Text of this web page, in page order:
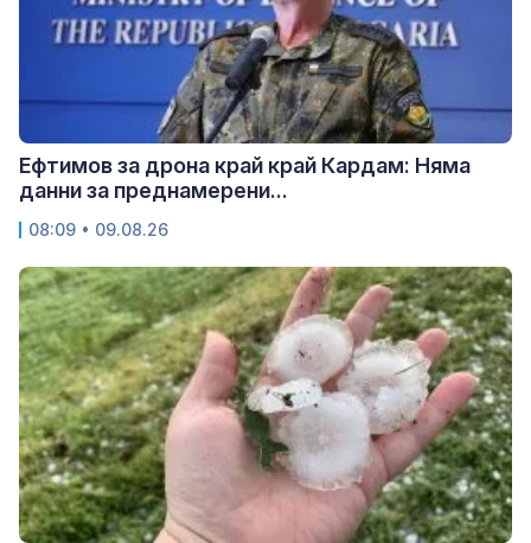
Ефтимов за дрона край край Кардам: Няма
данни за преднамерени...
08:09 • 09.08.26